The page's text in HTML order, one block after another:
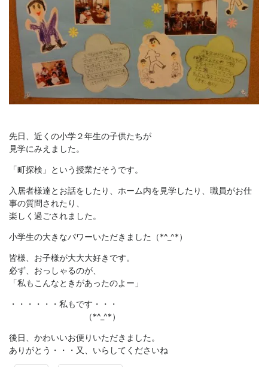
先日、近くの小学２年生の子供たちが
見学にみえました。
「町探検」という授業だそうです。
入居者様達とお話をしたり、ホーム内を見学したり、職員がお仕
事の質問されたり、
楽しく過ごされました。
小学生の大きなパワーいただきました（*^_^*）
皆様、お子様が大大大好きです。
必ず、おっしゃるのが、
「私もこんなときがあったのよー」
・・・・・・私もです・・・
（*^_^*）
後日、かわいいお便りいただきました。
ありがとう・・・又、いらしてくださいね